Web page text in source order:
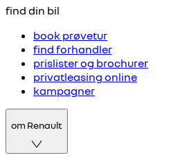
find din bil
book prøvetur
find forhandler
prislister og brochurer
privatleasing online
kampagner
om Renault